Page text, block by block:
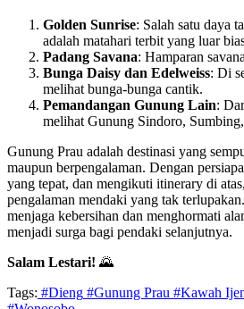
Golden Sunrise: Salah satu daya
adalah matahari terbit yang luar
Padang Savana: Hamparan
Bunga Daisy dan Edelweiss: Di
melihat bunga-bunga cantik.
Pemandangan Gunung Lain:
melihat Gunung Sindoro,
Gunung Prau adalah destinasi yang
maupun berpengalaman. Dengan
yang tepat, dan mengikuti itinerary di
pengalaman mendaki yang tak
menjaga kebersihan dan menghormati
menjadi surga bagi pendaki selanjutnya.
Salam Lestari! 🌄
Tags: #Dieng #Gunung Prau #Kawah